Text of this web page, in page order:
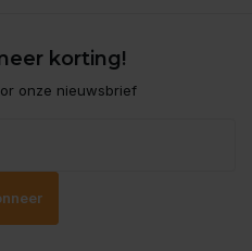
korting!
onze nieuwsbrief